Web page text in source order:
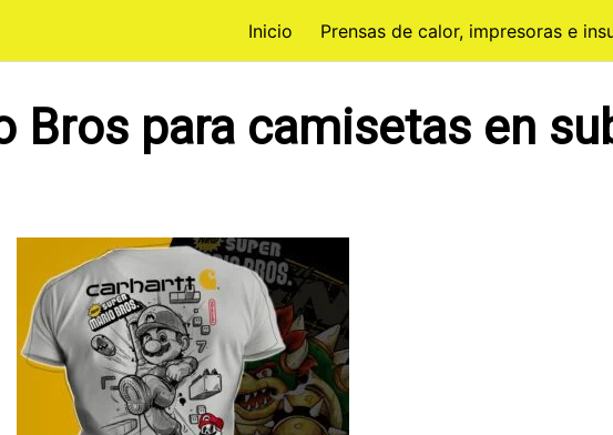
Inicio Prensas de calor, impresoras e
Bros para camisetas en